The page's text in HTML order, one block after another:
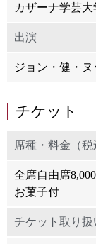
カザーナ学芸大
出演
ジョン・健・ヌ
チケット
席種・料金（税
全席自由席
お菓子付
チケット取り扱